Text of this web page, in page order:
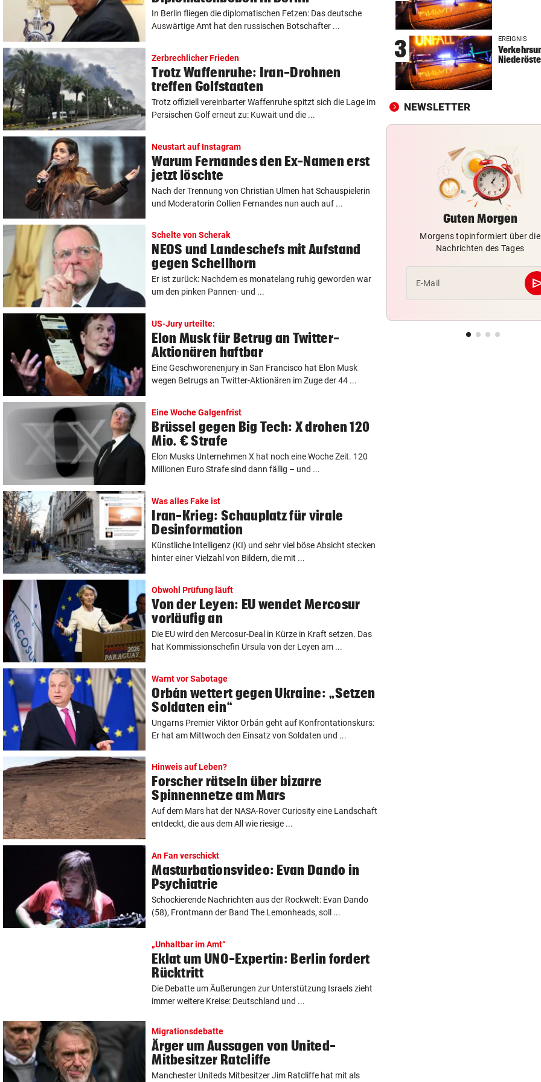
In Berlin fliegen die diplomatischen Fetzen: Das deutsche
Auswärtige Amt hat den russischen Botschafter ...
Zerbrechlicher Frieden
Trotz Waffenruhe: Iran-Drohnen
treffen Golfstaaten
Trotz offiziell vereinbarter Waffenruhe spitzt sich die Lage im
Persischen Golf erneut zu: Kuwait und die ...
Neustart auf Instagram
Warum Fernandes den Ex-Namen erst
jetzt löschte
Nach der Trennung von Christian Ulmen hat Schauspielerin
und Moderatorin Collien Fernandes nun auch auf ...
Schelte von Scherak
NEOS und Landeschefs mit Aufstand
gegen Schellhorn
Er ist zurück: Nachdem es monatelang ruhig geworden war
um den pinken Pannen- und ...
US-Jury urteilte:
Elon Musk für Betrug an Twitter-
Aktionären haftbar
Eine Geschworenenjury in San Francisco hat Elon Musk
wegen Betrugs an Twitter-Aktionären im Zuge der 44 ...
Eine Woche Galgenfrist
Brüssel gegen Big Tech: X drohen 120
Mio. € Strafe
Elon Musks Unternehmen X hat noch eine Woche Zeit. 120
Millionen Euro Strafe sind dann fällig – und ...
Was alles Fake ist
Iran-Krieg: Schauplatz für virale
Desinformation
Künstliche Intelligenz (KI) und sehr viel böse Absicht stecken
hinter einer Vielzahl von Bildern, die mit ...
Obwohl Prüfung läuft
Von der Leyen: EU wendet Mercosur
vorläufig an
Die EU wird den Mercosur-Deal in Kürze in Kraft setzen. Das
hat Kommissionschefin Ursula von der Leyen am ...
Warnt vor Sabotage
Orbán wettert gegen Ukraine: „Setzen
Soldaten ein“
Ungarns Premier Viktor Orbán geht auf Konfrontationskurs:
Er hat am Mittwoch den Einsatz von Soldaten und ...
Hinweis auf Leben?
Forscher rätseln über bizarre
Spinnennetze am Mars
Auf dem Mars hat der NASA-Rover Curiosity eine Landschaft
entdeckt, die aus dem All wie riesige ...
An Fan verschickt
Masturbationsvideo: Evan Dando in
Psychiatrie
Schockierende Nachrichten aus der Rockwelt: Evan Dando
(58), Frontmann der Band The Lemonheads, soll ...
„Unhaltbar im Amt“
Eklat um UNO-Expertin: Berlin fordert
Rücktritt
Die Debatte um Äußerungen zur Unterstützung Israels zieht
immer weitere Kreise: Deutschland und ...
Migrationsdebatte
Ärger um Aussagen von United-
Mitbesitzer Ratcliffe
Manchester Uniteds Mitbesitzer Jim Ratcliffe hat mit als
FÄHIGKEITEN BEDENKLICH
Sorge um Sicherheit: OpenAI
muss neue KI einhegen
BETRUNKENER ALS LENKER
Dumper überschlug sich und
WARTEN AUF DEN SIEG? vor
ganz andere!“
3 EREIGNIS
NEWSLETTER
Guten Morgen
Morgens topinformiert über die
Nachrichten des Tages
E-Mail